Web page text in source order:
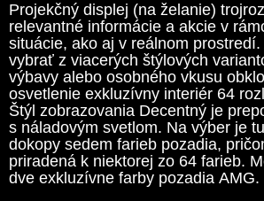
Projekčný displej (na želanie)
relevantné informácie a akcie v
situácie, ako aj v reálnom
vybrať z viacerých štýlových
výbavy alebo osobného vkusu
osvetlenie exkluzívny interiér 64
Štýl zobrazovania Decentný je
s náladovým svetlom. Na výber je
dokopy sedem farieb pozadia,
priradená k niektorej zo 64 farieb.
dve exkluzívne farby pozadia AMG.